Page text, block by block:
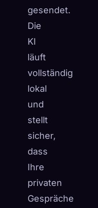
gesendet.
Die
KI
läuft
vollständig
lokal
und
stellt
sicher,
dass
Ihre
privaten
Gespräche